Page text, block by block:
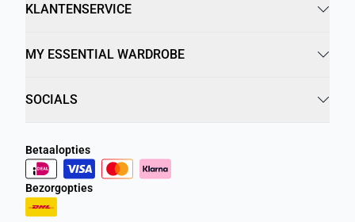
KLANTENSERVICE
MY ESSENTIAL WARDROBE
SOCIALS
Betaalopties
Bezorgopties